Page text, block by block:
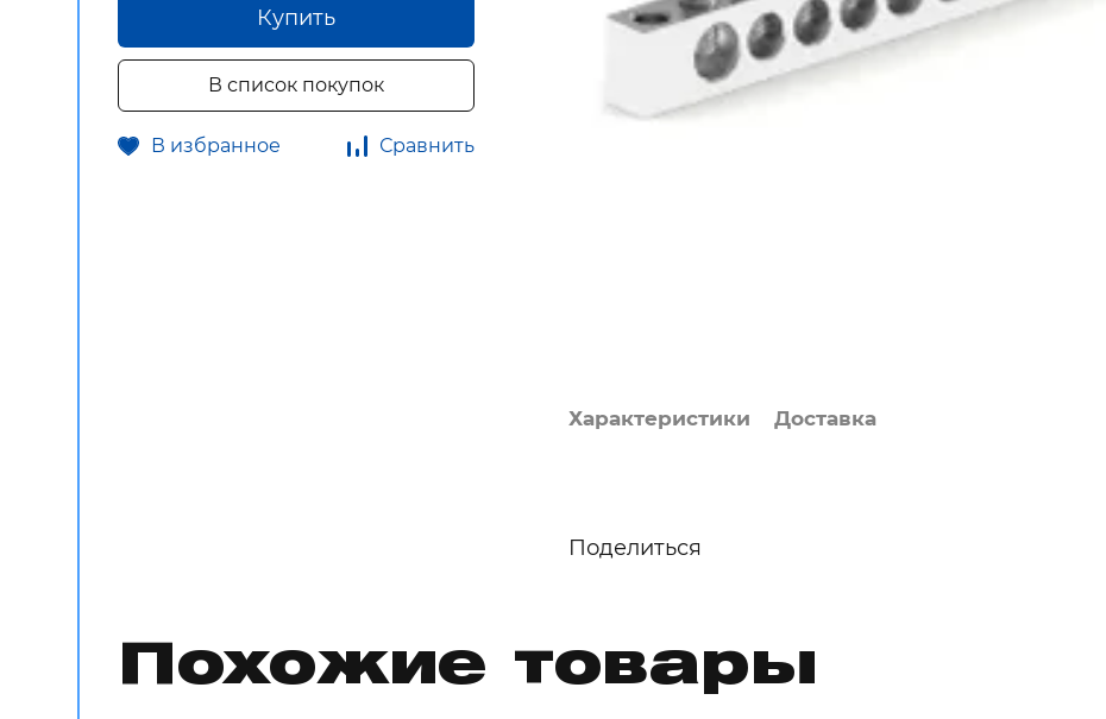
Купить
В список покупок
В избранное Сравнить
Характеристики Доставка
Поделиться
Похожие товары